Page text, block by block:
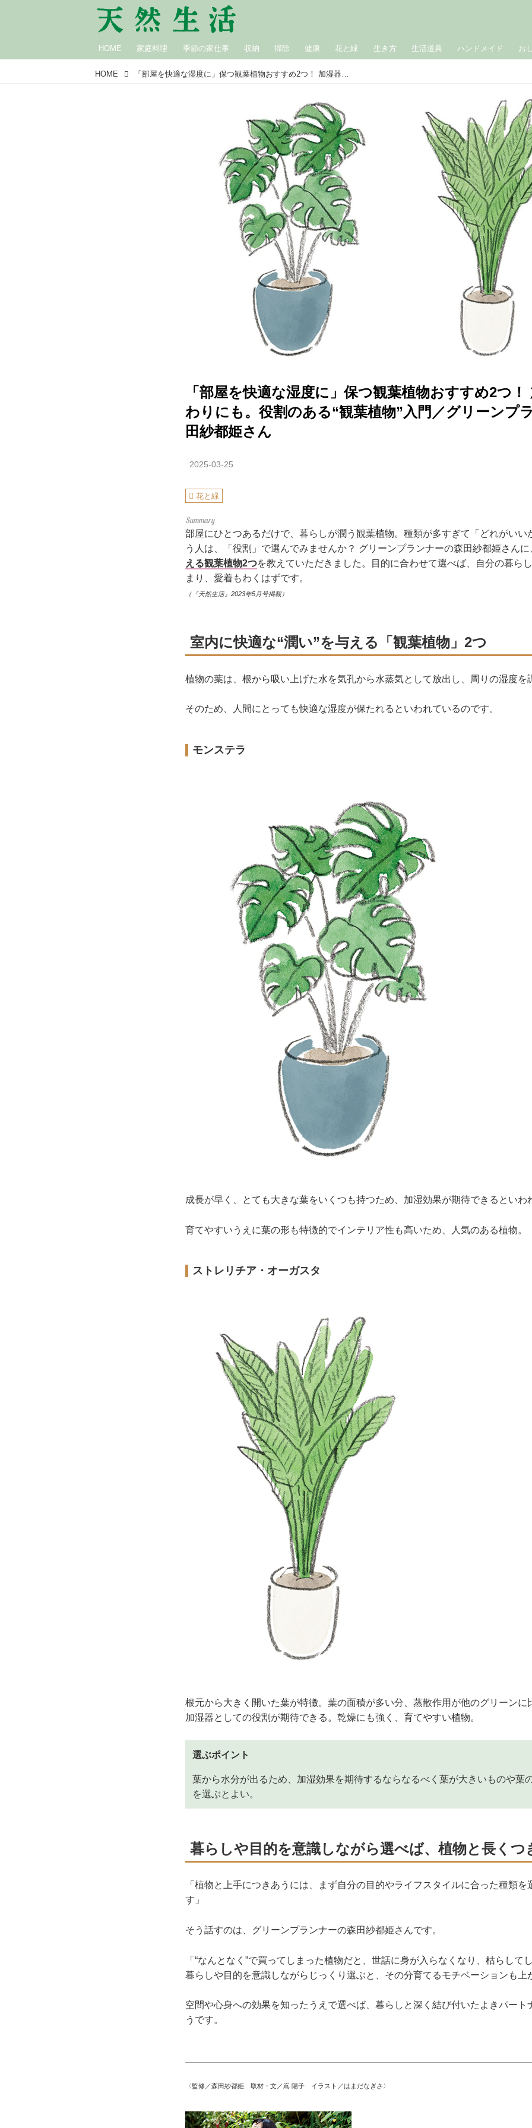
HOME 家庭料理 季節の家仕事 収納 掃除 健康 花と緑 生き方 生活道具 ハンドメイド お
HOME 「部屋を快適な湿度に」保つ観葉植物おすすめ2つ！ 加湿器の代わりにも。役割のある“観葉植物”入門／グリーンプランナー・森田紗都姫さん
「部屋を快適な湿度に」保つ観葉植物おすすめ2つ！
わりにも。役割のある“観葉植物”入門／グリーンプ
田紗都姫さん
2025-03-25
花と緑
部屋にひとつあるだけで、暮らしが潤う観葉植物。種類が多すぎて「どれがいい
う人は、「役割」で選んでみませんか？ グリーンプランナーの森田紗都姫さんに
える観葉植物2つを教えていただきました。目的に合わせて選べば、自分の暮ら
まり、愛着もわくはずです。
（『天然生活』2023年5月号掲載）
室内に快適な“潤い”を与える「観葉植物」2つ
植物の葉は、根から吸い上げた水を気孔から水蒸気として放出し、周りの湿度を
そのため、人間にとっても快適な湿度が保たれるといわれているのです。
モンステラ
成長が早く、とても大きな葉をいくつも持つため、加湿効果が期待できるといわ
育てやすいうえに葉の形も特徴的でインテリア性も高いため、人気のある植物。
ストレリチア・オーガスタ
根元から大きく開いた葉が特徴。葉の面積が多い分、蒸散作用が他のグリーンに
加湿器としての役割が期待できる。乾燥にも強く、育てやすい植物。
選ぶポイント
葉から水分が出るため、加湿効果を期待するならなるべく葉が大きいものや葉
を選ぶとよい。
暮らしや目的を意識しながら選べば、植物と長くつ
「植物と上手につきあうには、まず自分の目的やライフスタイルに合った種類を
す」
そう話すのは、グリーンプランナーの森田紗都姫さんです。
「“なんとなく”で買ってしまった植物だと、世話に身が入らなくなり、枯らして
暮らしや目的を意識しながらじっくり選ぶと、その分育てるモチベーションも上
空間や心身への効果を知ったうえで選べば、暮らしと深く結び付いたよきパート
うです。
〈監修／森田紗都姫 取材・文／嶌 陽子 イラスト／はまだなぎさ〉